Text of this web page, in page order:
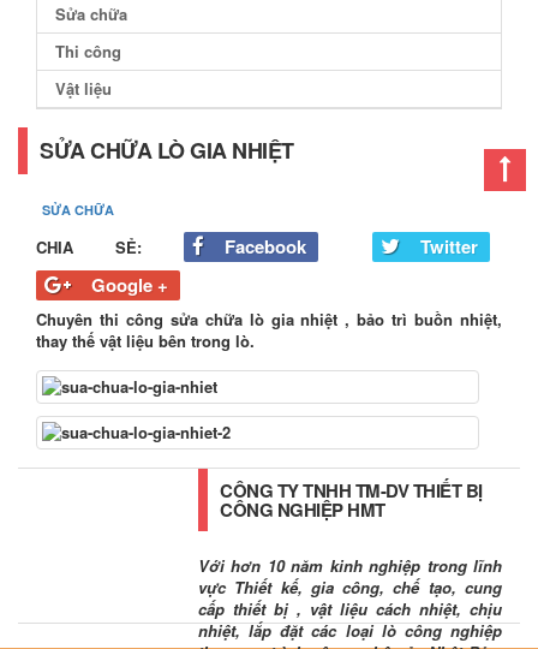
Sửa chữa
Thi công
Vật liệu
SỬA CHỮA LÒ GIA NHIỆT
SỬA CHỮA
CHIA SẺ: Facebook
Twitter
Google +
Chuyên thi công sửa chữa lò gia nhiệt , bảo trì buồn nhiệt,
thay thế vật liệu bên trong lò.
CÔNG TY TNHH TM-DV THIẾT BỊ
CÔNG NGHIỆP HMT
Với hơn 10 năm kinh nghiệp trong lĩnh
vực Thiết kế, gia công, chế tạo, cung
cấp thiết bị , vật liệu cách nhiệt, chịu
nhiệt, lắp đặt các loại lò công nghiệp